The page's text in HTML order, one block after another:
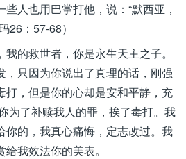
人也用巴掌打他，说：“默西亚，
26：57-68）
的救世者，你是永生天主之子。
，只因为你说出了真理的话，刚强
打，但是你的心却是安和平静，充
为了补赎我人的罪，挨了毒打。我
你的，我真心痛悔，定志改过。我
我效法你的美表。